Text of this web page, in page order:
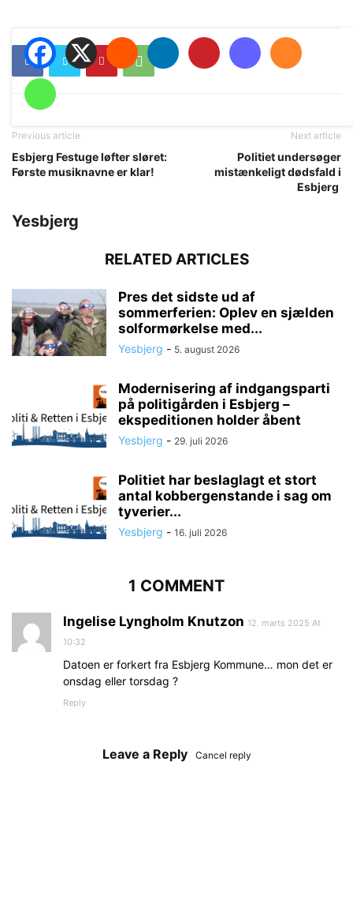
Previous article
Esbjerg Festuge løfter sløret:
Første musiknavne er klar!
Next article
Politiet undersøger
mistænkeligt dødsfald i
Esbjerg
Yesbjerg
RELATED ARTICLES
Pres det sidste ud af
sommerferien: Oplev en sjælden
solformørkelse med...
Yesbjerg - 5. august 2026
Modernisering af indgangsparti
på politigården i Esbjerg –
ekspeditionen holder åbent
Yesbjerg - 29. juli 2026
Politiet har beslaglagt et stort
antal kobbergenstande i sag om
tyverier...
Yesbjerg - 16. juli 2026
1 COMMENT
Ingelise Lyngholm Knutzon 12. marts 2025 At
10:32
Datoen er forkert fra Esbjerg Kommune… mon det er
onsdag eller torsdag ?
Reply
Leave a Reply Cancel reply